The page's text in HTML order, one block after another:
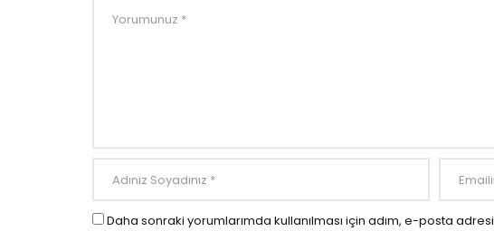
Daha sonraki yorumlarımda kullanılması için adım, e-posta